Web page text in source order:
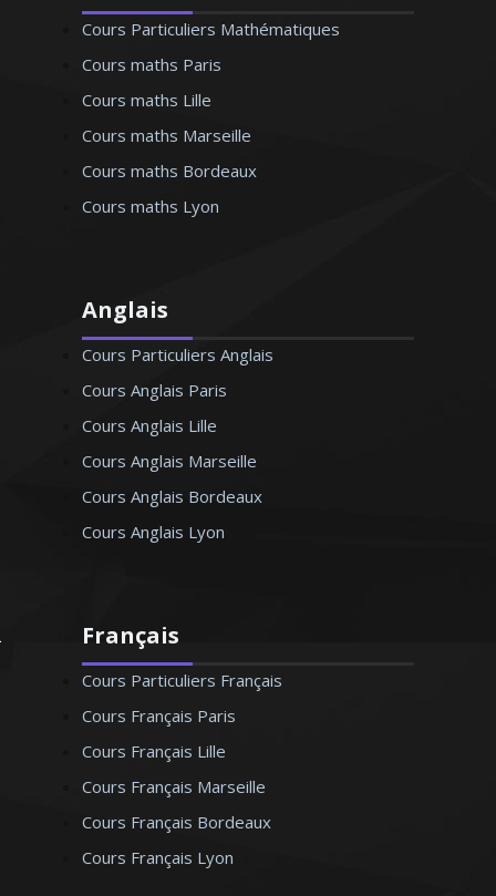
Cours Particuliers Mathématiques
Cours maths Paris
Cours maths Lille
Cours maths Marseille
Cours maths Bordeaux
Cours maths Lyon
Anglais
Cours Particuliers Anglais
Cours Anglais Paris
Cours Anglais Lille
Cours Anglais Marseille
Cours Anglais Bordeaux
Cours Anglais Lyon
Français
Cours Particuliers Français
Cours Français Paris
Cours Français Lille
Cours Français Marseille
Cours Français Bordeaux
Cours Français Lyon